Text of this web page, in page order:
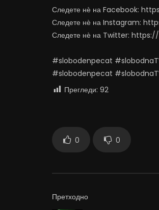
Следете нѐ на Facebook:
Следете нѐ на Instagram:
Следете нѐ на Twitter:
#slobodenpecat
#slobodenpecat
Прегледи: 92
0 0
Претходно